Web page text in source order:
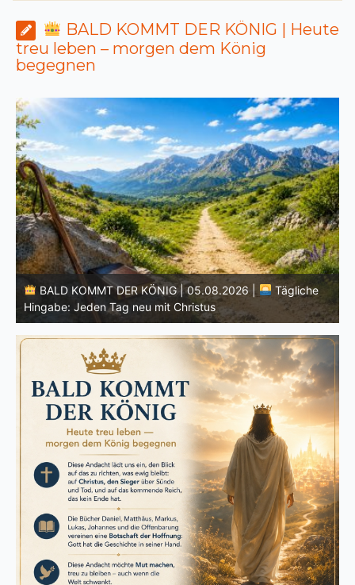
BALD KOMMT DER KÖNIG | Heute
treu leben – morgen dem König
begegnen
BALD KOMMT DER KÖNIG | 04.08.2026 |
Lasst eure
Lichter brennen: Wachsamkeit im Alltag